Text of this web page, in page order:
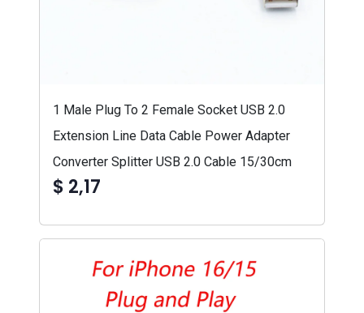
1 Male Plug To 2 Female Socket USB 2.0
Extension Line Data Cable Power Adapter
Converter Splitter USB 2.0 Cable 15/30cm
$ 2,17